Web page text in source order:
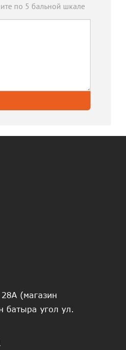
по 5 бальной шкале
(магазин
батыра угол ул.